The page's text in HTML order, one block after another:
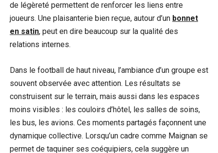
de légèreté permettent de renforcer les liens entre
joueurs. Une plaisanterie bien reçue, autour d’un bonnet
en satin, peut en dire beaucoup sur la qualité des
relations internes.
Dans le football de haut niveau, l’ambiance d’un groupe est
souvent observée avec attention. Les résultats se
construisent sur le terrain, mais aussi dans les espaces
moins visibles : les couloirs d’hôtel, les salles de soins,
les bus, les avions. Ces moments partagés façonnent une
dynamique collective. Lorsqu’un cadre comme Maignan se
permet de taquiner ses coéquipiers, cela suggère un